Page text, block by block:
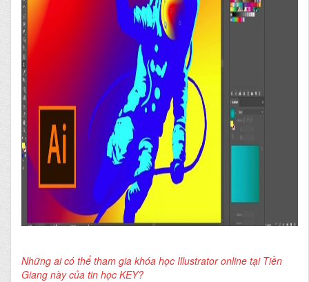
Những ai có thể tham gia khóa học Illustrator online tại Tiền
Giang này của tin học KEY?